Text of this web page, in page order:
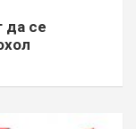
да се